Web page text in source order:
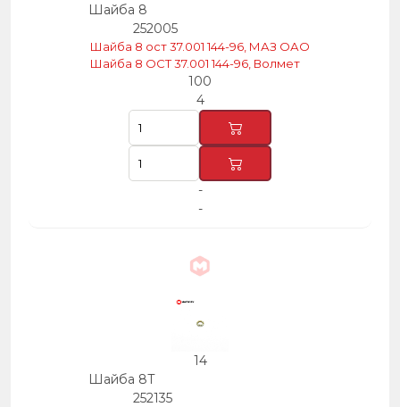
Шайба 8
252005
Шайба 8 ост 37.001 144-96, МАЗ ОАО
Шайба 8 ОСТ 37.001 144-96, Волмет
100
4
-
-
14
Шайба 8Т
252135